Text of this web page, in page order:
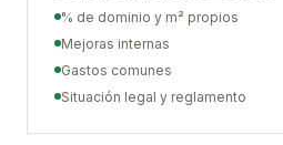
% de dominio y m² propios
Mejoras internas
Gastos comunes
Situación legal y reglamento